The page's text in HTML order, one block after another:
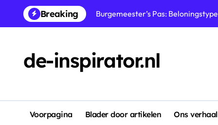
content
Breaking
Dagelijkse Claims: Exclusieve
Burgemeesterspas:
Burgemeesterspas: Beloningen
de-inspirator.nl
Voorpagina Blader door artikelen Ons verhaal